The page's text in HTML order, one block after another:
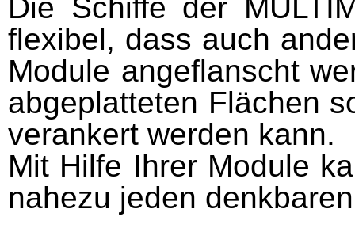
Die Schiffe der
flexibel, dass auch
Module angeflanscht
abgeplatteten Flächen
verankert werden kann.
Mit Hilfe Ihrer Module
nahezu jeden